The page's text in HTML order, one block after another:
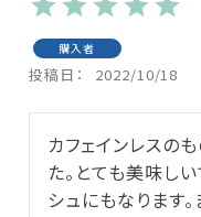
購入者
投稿日 2022/10/18
カフェインレスの
た。とても美味し
シュにもなります